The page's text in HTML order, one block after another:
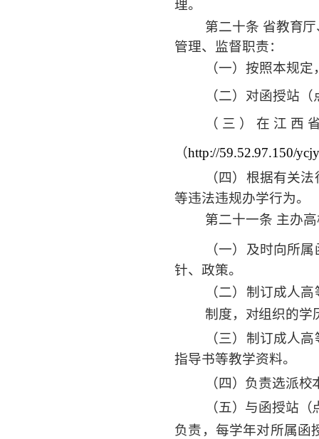
理。
第二十条 省教育
管理、监督职责：
（一）按照本规
（二）对函授站
（ 三 ） 在 江 西
（http://59.52.97.150/
（四）根据有关
等违法违规办学行为。
第二十一条 主办
（一）及时向所
针、政策。
（二）制订成人
制度，对组织的学
（三）制订成人
指导书等教学资料。
（四）负责选派
（五）与函授站
负责，每学年对所属函